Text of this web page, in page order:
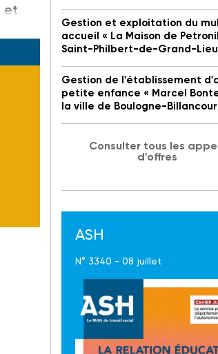
et
Gestion et exploitation du
accueil « La Maison de
Saint-Philbert-de-Grand-Lieu
Gestion de l'établissement
petite enfance « Marcel
la ville de Boulogne-
Consulter tous les
d'offres
ASH
N° 3340 - 08 juillet